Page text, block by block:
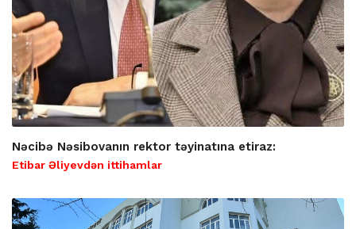
Nəcibə Nəsibovanın rektor təyinatına etiraz:
Etibar Əliyevdən ittihamlar